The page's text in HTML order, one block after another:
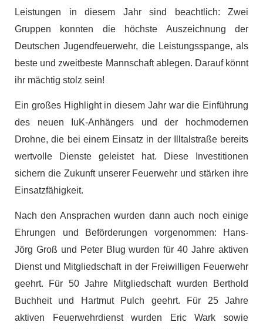
Leistungen in diesem Jahr sind beachtlich: Zwei
Gruppen konnten die höchste Auszeichnung der
Deutschen Jugendfeuerwehr, die Leistungsspange, als
beste und zweitbeste Mannschaft ablegen. Darauf könnt
ihr mächtig stolz sein!
Ein großes Highlight in diesem Jahr war die Einführung
des neuen IuK-Anhängers und der hochmodernen
Drohne, die bei einem Einsatz in der Illtalstraße bereits
wertvolle Dienste geleistet hat. Diese Investitionen
sichern die Zukunft unserer Feuerwehr und stärken ihre
Einsatzfähigkeit.
Nach den Ansprachen wurden dann auch noch einige
Ehrungen und Beförderungen vorgenommen: Hans-
Jörg Groß und Peter Blug wurden für 40 Jahre aktiven
Dienst und Mitgliedschaft in der Freiwilligen Feuerwehr
geehrt. Für 50 Jahre Mitgliedschaft wurden Berthold
Buchheit und Hartmut Pulch geehrt. Für 25 Jahre
aktiven Feuerwehrdienst wurden Eric Wark sowie